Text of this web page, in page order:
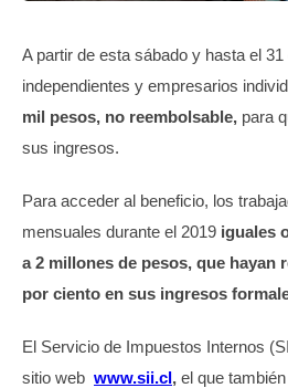
A partir de esta sábado y hasta el
independientes y empresarios
mil pesos, no reembolsable, para
sus ingresos.
Para acceder al beneficio, los
mensuales durante el 2019 iguales
a 2 millones de pesos, que hayan
por ciento en sus ingresos
El Servicio de Impuestos Internos
sitio web www.sii.cl, el que